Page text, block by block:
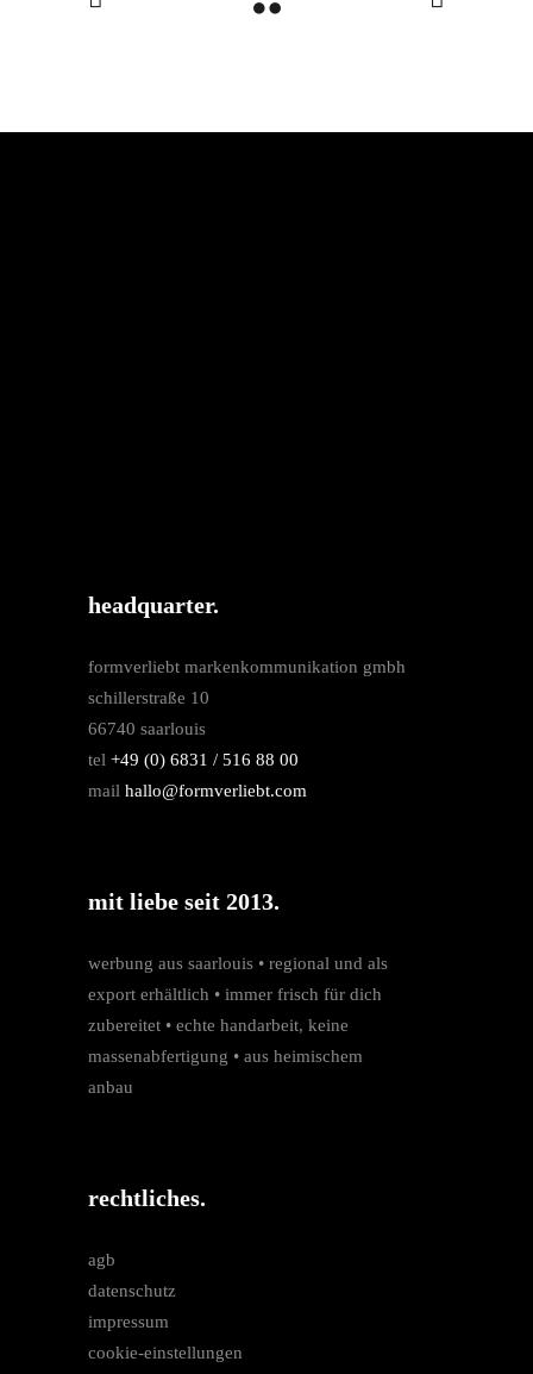
headquarter.
formverliebt markenkommunikation gmbh
schillerstraße 10
66740 saarlouis
tel +49 (0) 6831 / 516 88 00
mail hallo@formverliebt.com
mit liebe seit 2013.
werbung aus saarlouis • regio­nal und als
export erhältlich • immer frisch für dich
zubereitet • echte hand­arbeit, keine
massen­­abfertigung • aus heimischem
anbau
rechtliches.
agb
datenschutz
impressum
cookie-einstellungen